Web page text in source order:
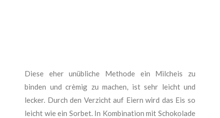
Diese eher unübliche Methode ein Milcheis zu
binden und crèmig zu machen, ist sehr leicht und
lecker. Durch den Verzicht auf Eiern wird das Eis so
leicht wie ein Sorbet. In Kombination mit Schokolade